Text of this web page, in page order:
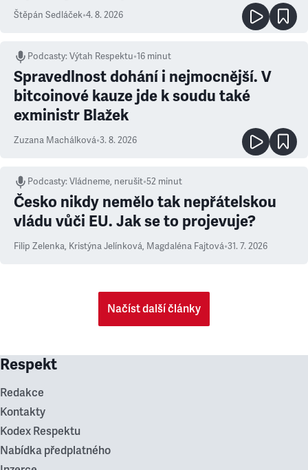
Štěpán Sedláček•4. 8. 2026
Podcasty:Výtah Respektu•16 minut
Spravedlnost dohání i nejmocnější. V
bitcoinové kauze jde k soudu také
exministr Blažek
Zuzana Machálková•3. 8. 2026
Podcasty:Vládneme, nerušit•52 minut
Česko nikdy nemělo tak nepřátelskou
vládu vůči EU. Jak se to projevuje?
Filip Zelenka, Kristýna Jelínková, Magdaléna Fajtová•31. 7. 2026
Načíst další články
Respekt
Redakce
Kontakty
Kodex Respektu
Nabídka předplatného